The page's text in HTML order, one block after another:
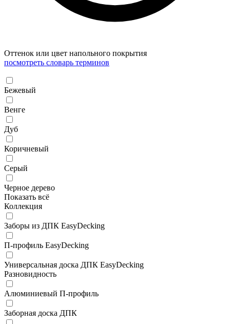
Оттенок или цвет напольного покрытия
посмотреть словарь терминов
Бежевый
Венге
Дуб
Коричневый
Серый
Черное дерево
Показать всё
Коллекция
Заборы из ДПК EasyDecking
П-профиль EasyDecking
Универсальная доска ДПК EasyDecking
Разновидность
Алюминиевый П-профиль
Заборная доска ДПК